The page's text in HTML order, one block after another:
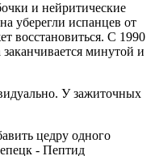
и нейритические
уберегли испанцев от
восстановиться. С 1990
минутой и
У зажиточных
цедру одного
- Пептид